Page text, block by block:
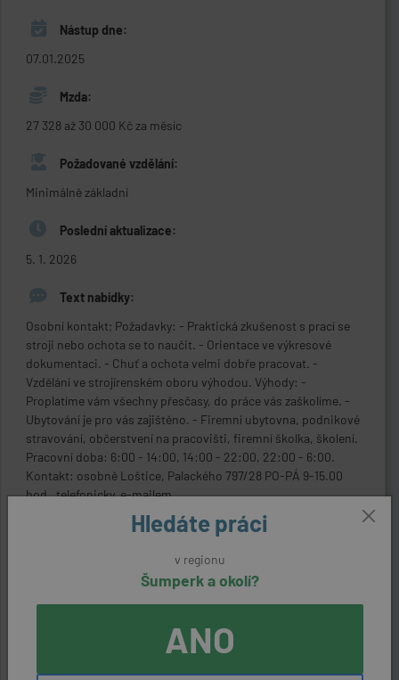
Nástup dne:
07.01.2025
Mzda:
27 328 až 30 000 Kč za měsíc
Požadované vzdělání:
Minimálně základní
Poslední aktualizace:
5. 1. 2026
Text nabídky:
Osobní kontakt; Požadavky: - Praktická zkušenost s prací se
stroji nebo ochota se to naučit. - Orientace ve výkresové
dokumentaci. - Chuť a ochota velmi dobře pracovat. -
Vzdělání ve strojírenském oboru výhodou. Výhody: -
Proplatíme vám všechny přesčasy, do práce vás zaškolíme. -
Ubytování je pro vás zajištěno. - Firemní ubytovna, podnikové
stravování, občerstvení na pracovišti, firemní školka, školení.
Pracovní doba: 6:00 - 14:00, 14:00 - 22:00, 22:00 - 6:00.
Kontakt: osobně Loštice, Palackého 797/28 PO-PÁ 9-15.00
hod , telefonicky, e-mailem.
ODPOVĚDĚT NA NABÍDKU
Kontaktní údaje
Hledáte práci
v regionu
Šumperk a okolí?
ANO